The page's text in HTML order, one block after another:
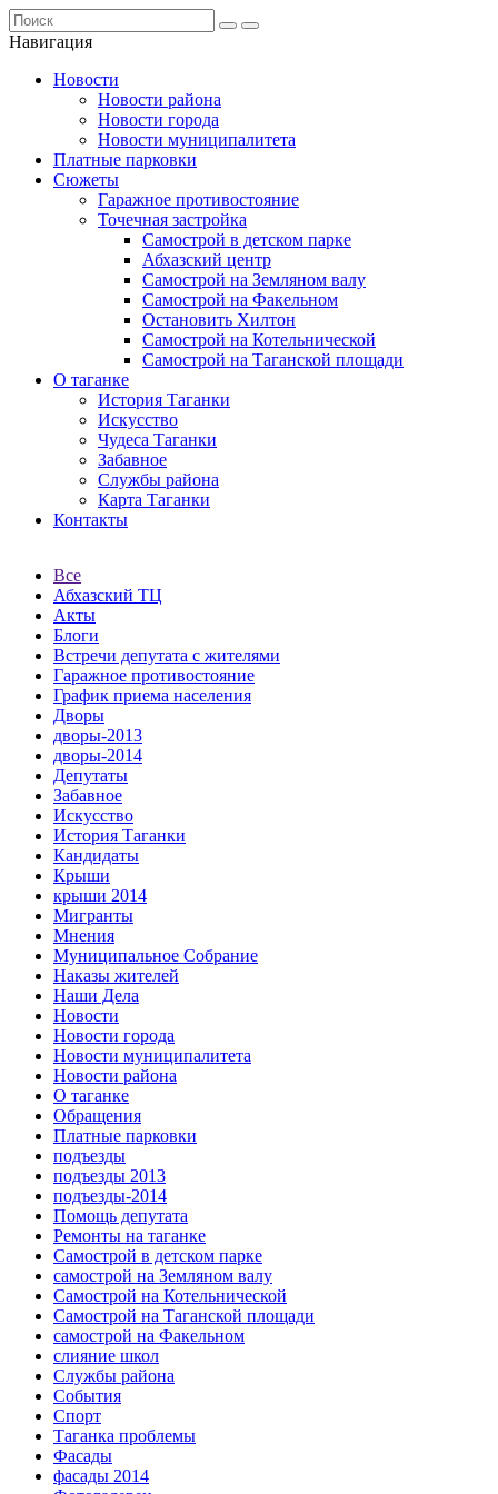
Навигация
Новости
Новости района
Новости города
Новости муниципалитета
Платные парковки
Сюжеты
Гаражное противостояние
Точечная застройка
Самострой в детском парке
Абхазский центр
Самострой на Земляном валу
Самострой на Факельном
Остановить Хилтон
Самострой на Котельнической
Самострой на Таганской площади
О таганке
История Таганки
Искусство
Чудеса Таганки
Забавное
Службы района
Карта Таганки
Контакты
Все
Абхазский ТЦ
Акты
Блоги
Встречи депутата с жителями
Гаражное противостояние
График приема населения
Дворы
дворы-2013
дворы-2014
Депутаты
Забавное
Искусство
История Таганки
Кандидаты
Крыши
крыши 2014
Мигранты
Мнения
Муниципальное Собрание
Наказы жителей
Наши Дела
Новости
Новости города
Новости муниципалитета
Новости района
О таганке
Обращения
Платные парковки
подъезды
подъезды 2013
подъезды-2014
Помощь депутата
Ремонты на таганке
Самострой в детском парке
самострой на Земляном валу
Самострой на Котельнической
Самострой на Таганской площади
самострой на Факельном
слияние школ
Службы района
События
Спорт
Таганка проблемы
Фасады
фасады 2014